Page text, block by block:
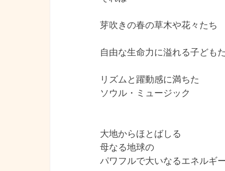
芽吹きの春の草木や花々たち
自由な生命力に溢れる子ども
リズムと躍動感に満ちた
ソウル・ミュージック
大地からほとばしる
母なる地球の
パワフルで大いなるエネルギー